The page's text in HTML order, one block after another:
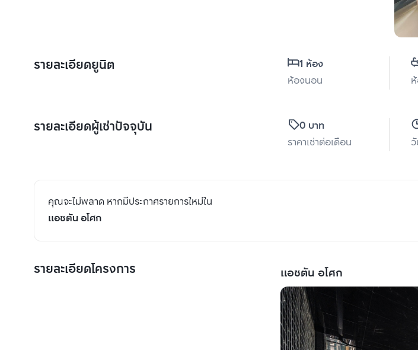
รายละเอียดยูนิต
1 ห้อง
ห้องนอน
รายละเอียดผู้เช่าปัจจุบัน
0 บาท
ราคาเช่าต่อเดือน
คุณจะไม่พลาด หากมีประกาศรายการใหม่ใน
แอชตัน อโศก
รายละเอียดโครงการ แอชตัน อโศก